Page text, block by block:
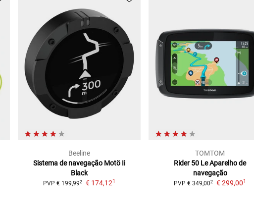
Beeline
Sistema de navegação Motö Ii
Black
PVP € 199,992 € 174,121
TOMTOM
Rider 50 LeAparelho de
navegação
PVP € 349,002 € 299,001